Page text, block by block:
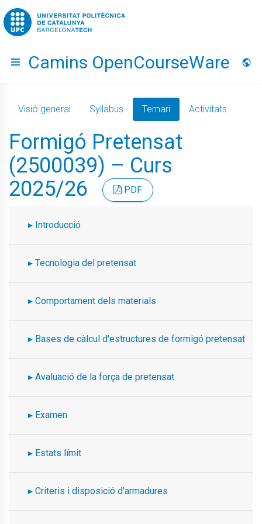
Go to upc.edu
Hide menu
Camins OpenCourseWare
Visió general Syllabus Temari Activitats
Formigó Pretensat
(2500039) – Curs
2025/26
PDF
Introducció
Tecnologia del pretensat
Comportament dels materials
Bases de càlcul d'estructures de formigó pretensat
Avaluació de la força de pretensat
Examen
Estats límit
Criteris i disposició d'armadures